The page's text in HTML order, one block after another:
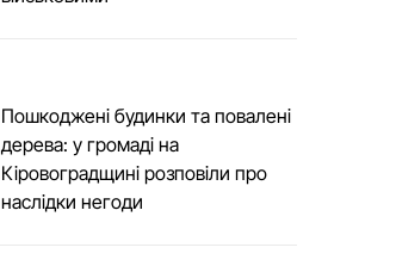
Пошкоджені будинки та повалені
дерева: у громаді на
Кіровоградщині розповіли про
наслідки негоди